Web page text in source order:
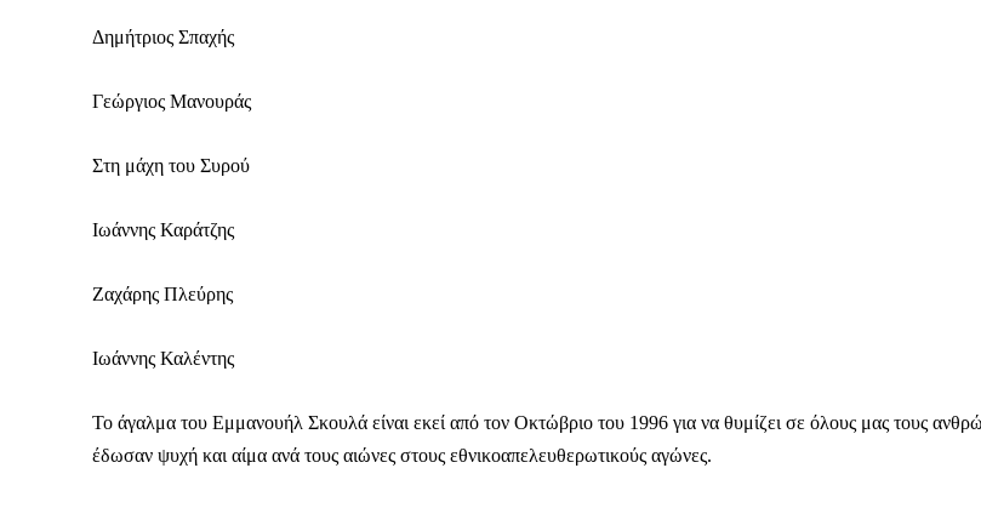
Αν βρίσκεσαι σε δύσκολη οικονομική κατάσταση, συνέχισε να μας
Αν όμως μπορείς, στήριξέ μας σήμερα. Ορίστε δύο καλοί λόγοι για να το
Η στήριξή σου ενισχύει άμεσα την ποιότητα και την ανεξαρτησία
Δημήτριος Σπαχής
Γεώργιος Μανουράς
Στη μάχη του Συρού
Ιωάννης Καράτζης
Ζαχάρης Πλεύρης
Ιωάννης Καλέντης
Το άγαλμα του Εμμανουήλ Σκουλά είναι εκεί από τον Οκτώβριο του 1996 για να θυμίζει σε όλους μας τους
έδωσαν ψυχή και αίμα ανά τους αιώνες στους εθνικοαπελευθερωτικούς αγώνες.